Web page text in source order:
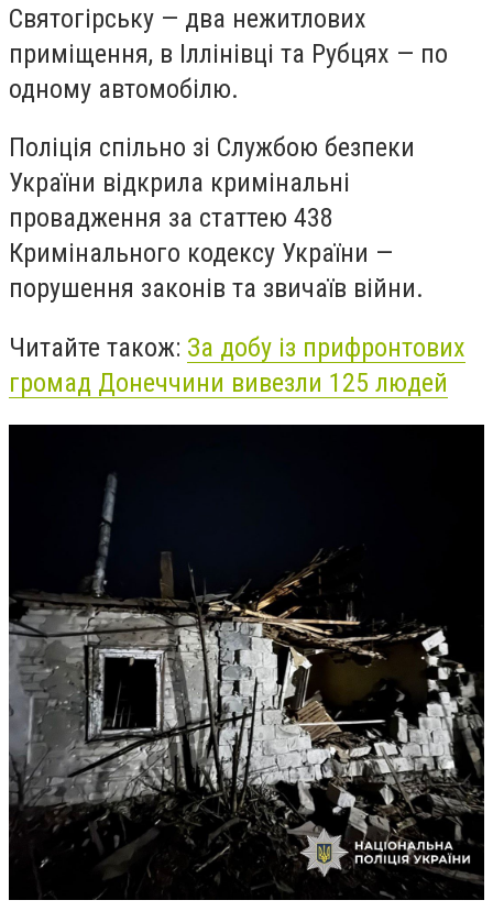
Святогірську — два нежитлових
приміщення, в Іллінівці та Рубцях — по
одному автомобілю.
Поліція спільно зі Службою безпеки
України відкрила кримінальні
провадження за статтею 438
Кримінального кодексу України —
порушення законів та звичаїв війни.
Читайте також: За добу із прифронтових
громад Донеччини вивезли 125 людей